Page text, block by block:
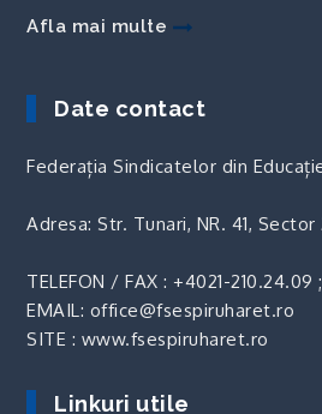
Afla mai multe
Date contact
Federația Sindicatelor din Educație
Adresa: Str. Tunari, NR. 41, Sector
TELEFON / FAX :+4021-210.24.09
EMAIL: office@fsespiruharet.ro
SITE : www.fsespiruharet.ro
Linkuri utile